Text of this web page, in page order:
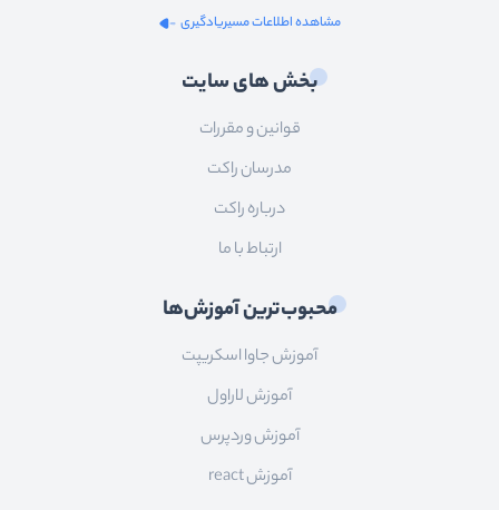
مشاهده اطلاعات مسیریادگیری
بخش های سایت
قوانین و مقررات
مدرسان راکت
درباره راکت
ارتباط با ما
محبوب‌ترین آموزش‌ها
آموزش جاوا اسکریپت
آموزش لاراول
آموزش وردپرس
آموزش react